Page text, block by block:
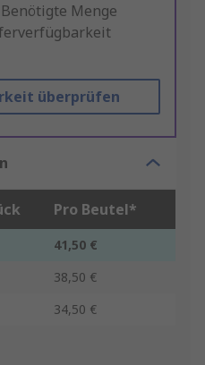
Benötigte Menge
überprüfen
Pro Beutel*
41,50 €
38,50 €
34,50 €